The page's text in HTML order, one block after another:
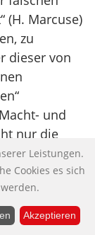
(H. Marcuse)
zu
dieser von
und
nur die
und
sondern
Leistungen.
Cookies es sich
Akzeptieren